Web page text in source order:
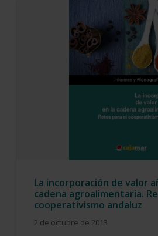
La incorporación de valor
cadena agroalimentaria.
cooperativismo andaluz
2 de octubre de 2013